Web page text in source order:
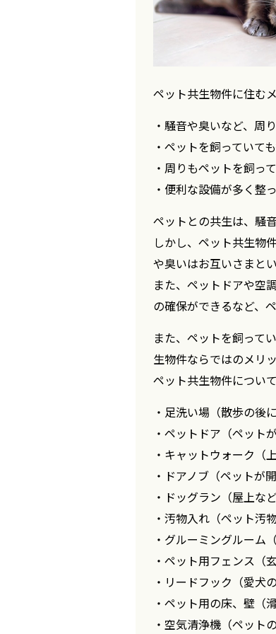
ペット共生物件に住む
・騒音や臭いなど、周
・ペットを飼っていて
・周りもペットを飼っ
・便利な設備が多く整
ペットとの共生は、騒
しかし、ペット共生物
や臭いはお互いさまと
また、ペットドアや空
の確保ができるなど、
また、ペットを飼って
生物件ならではのメリッ
ペット共生物件につい
・足洗い場（散歩の後
・ペットドア（ペット
・キャットウォーク（
・ドアノブ（ペットが
・ドッグラン（屋上な
・汚物入れ（ペット汚
・グルーミングルーム
・ペット用フェンス（
・リードフック（愛犬
・ペット用の床、壁（
・空気清浄機（ペット